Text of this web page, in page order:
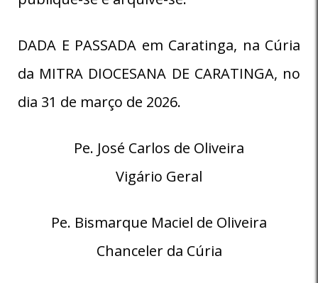
DADA E PASSADA em Caratinga, na Cúria
da MITRA DIOCESANA DE CARATINGA, no
dia 31 de março de 2026.
Pe. José Carlos de Oliveira
Vigário Geral
Pe. Bismarque Maciel de Oliveira
Chanceler da Cúria